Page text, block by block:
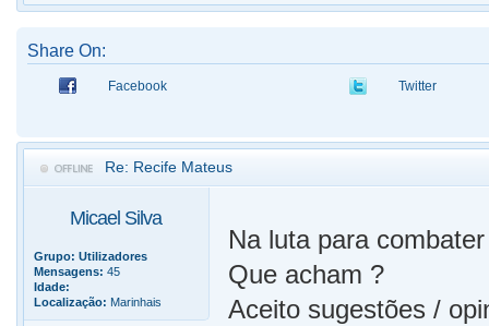
Share On:
Facebook Twitter
Re: Recife Mateus
Micael Silva
Grupo: Utilizadores
Mensagens: 45
Idade:
Localização: Marinhais
Na luta para
Que acham ?
Aceito sugestões /